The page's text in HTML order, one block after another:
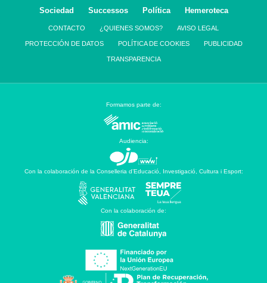
Sociedad
Successos Política Hemeroteca
CONTACTO ¿QUIENES SOMOS? AVISO LEGAL
PROTECCIÓN DE DATOS POLÍTICA DE COOKIES PUBLICIDAD
TRANSPARENCIA
Formamos parte de:
Audiencia:
Con la colaboración de la Conselleria d’Educació, Investigació, Cultura i Esport:
Con la colaboración de: